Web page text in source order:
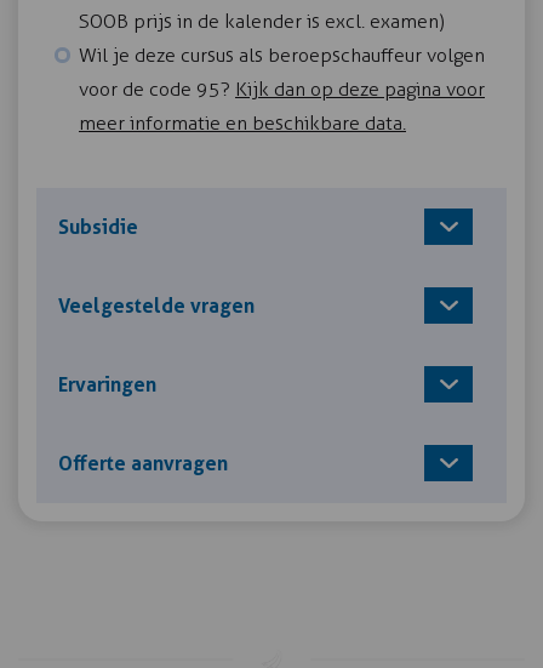
SOOB prijs in de kalender is excl. examen)
Wil je deze cursus als beroepschauffeur volgen
voor de code 95? Kijk dan op deze pagina voor
meer informatie en beschikbare data.
Subsidie
Veelgestelde vragen
Ervaringen
Offerte aanvragen